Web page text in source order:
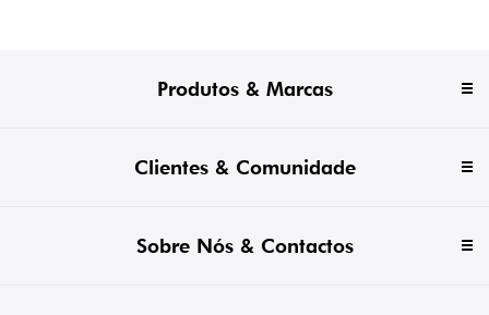
Produtos & Marcas
Clientes & Comunidade
Sobre Nós & Contactos